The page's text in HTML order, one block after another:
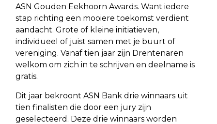
ASN Gouden Eekhoorn Awards. Want iedere
stap richting een mooiere toekomst verdient
aandacht. Grote of kleine initiatieven,
individueel of juist samen met je buurt of
vereniging. Vanaf tien jaar zijn Drentenaren
welkom om zich in te schrijven en deelname is
gratis.
Dit jaar bekroont ASN Bank drie winnaars uit
tien finalisten die door een jury zijn
geselecteerd. Deze drie winnaars worden